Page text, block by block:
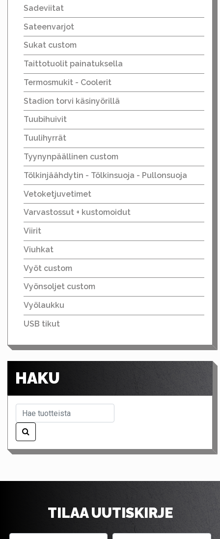
Sadeviitat
Sateenvarjot
Sukat custom
Taittotuolit painatuksella
Termosmukit - Coolerit
Stadion torvi käsinyörillä
Tuubihuivit
Tuulihyrrät
Tyynynpäällinen custom
Tölkinjäähdytin - Tölkinsuoja - Pullonsuoja
Vetoketjuvetimet
Varvastossut + kustomoidut
Viirit
Viuhkat
Vyöt custom
Vyönsoljet custom
Vyölaukku
USB tikut
HAKU
TILAA UUTISKIRJE